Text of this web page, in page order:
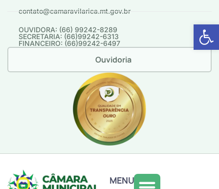
Abrir
contato@camaravilarica.mt.gov.br
OUVIDORA: (66) 99242-8289
SECRETARIA: (66)99242-6313
FINANCEIRO: (66)99242-6497
Ouvidoria
MENU